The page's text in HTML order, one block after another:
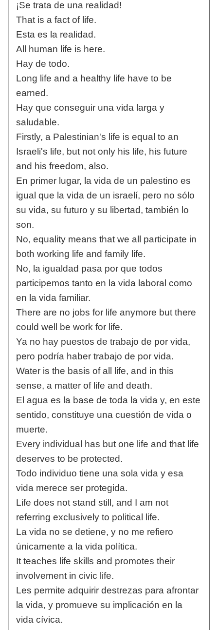
¡Se trata de una realidad!
That is a fact of life.
Esta es la realidad.
All human life is here.
Hay de todo.
Long life and a healthy life have to be
earned.
Hay que conseguir una vida larga y
saludable.
Firstly, a Palestinian's life is equal to an
Israeli's life, but not only his life, his future
and his freedom, also.
En primer lugar, la vida de un palestino es
igual que la vida de un israelí, pero no sólo
su vida, su futuro y su libertad, también lo
son.
No, equality means that we all participate in
both working life and family life.
No, la igualdad pasa por que todos
participemos tanto en la vida laboral como
en la vida familiar.
There are no jobs for life anymore but there
could well be work for life.
Ya no hay puestos de trabajo de por vida,
pero podría haber trabajo de por vida.
Water is the basis of all life, and in this
sense, a matter of life and death.
El agua es la base de toda la vida y, en este
sentido, constituye una cuestión de vida o
muerte.
Every individual has but one life and that life
deserves to be protected.
Todo individuo tiene una sola vida y esa
vida merece ser protegida.
Life does not stand still, and I am not
referring exclusively to political life.
La vida no se detiene, y no me refiero
únicamente a la vida política.
It teaches life skills and promotes their
involvement in civic life.
Les permite adquirir destrezas para afrontar
la vida, y promueve su implicación en la
vida cívica.